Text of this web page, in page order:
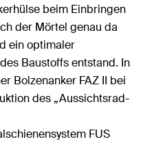
beim Einbringen
der Mörtel genau da
ein optimaler
Baustoffs entstand. In
Bolzenanker FAZ II bei
des „Aussichtsrad-
FUS